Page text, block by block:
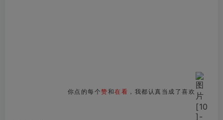
你点的每个赞和在看 ，我都认真当成了喜欢